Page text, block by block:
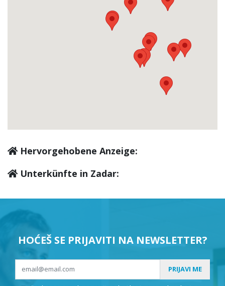
Hervorgehobene Anzeige:
Unterkünfte in Zadar:
HOĆEŠ SE PRIJAVITI NA NEWSLETTER?
PRIJAVI ME